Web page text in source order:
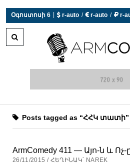
Օգոստոսի 6  r-auto /  r-auto /  r-
Posts tagged as “ՀՀԿ տատի”
ArmComedy 411 — Այո-ն և
26/11/2015 / ՀԵՂԻՆԱԿ՝ NAREK